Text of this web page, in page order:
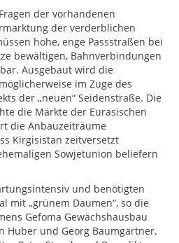
der vorhandenen
der verderblichen
hohe, enge Passstraßen bei
bewältigen, Bahnverbindungen
Ausgebaut wird die
im Zuge des
der „neuen“ Seidenstraße. Die
die Märkte der Eurasischen
die Anbauzeiträume
Kirgisistan zeitversetzt
Sowjetunion beliefern
und benötigten
mit „grünem Daumen“, so die
Gefoma Gewächshausbau
Huber und Georg Baumgartner.